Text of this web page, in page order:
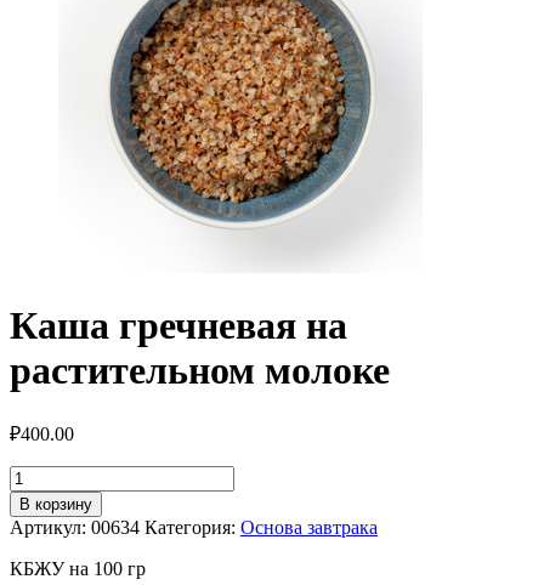
Каша гречневая на
растительном молоке
₽400.00
Количество
товара
Каша
гречневая
на
В корзину
Артикул: 00634 Категория: Основа завтрака
КБЖУ на 100 гр